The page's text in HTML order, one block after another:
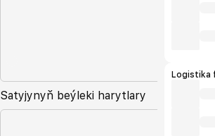
Satyjynyň beýleki harytlary
Logistika